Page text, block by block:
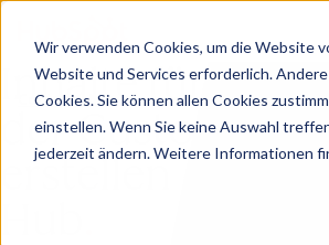
Wir verwenden Cookies, um die Website
Website und Services erforderlich.
Cookies. Sie können allen Cookies
einstellen. Wenn Sie keine Auswahl
jederzeit ändern. Weitere Informationen
Content Hub
Inhalte für jede
der Customer
erstellen – mit